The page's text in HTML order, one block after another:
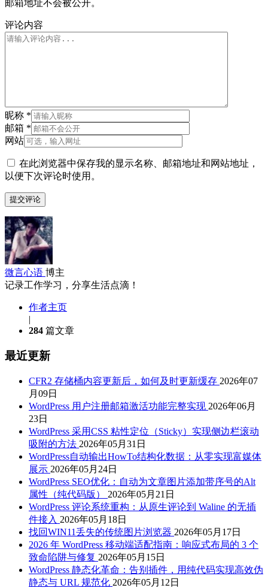
邮箱地址不会被公开。
评论内容
昵称 *
邮箱 *
网站
在此浏览器中保存我的显示名称、邮箱地址和网站地址，
以便下次评论时使用。
微言心语 博主
记录工作学习，分享生活点滴！
作者主页
|
284 篇文章
最近更新
CFR2 存储桶内容更新后，如何及时更新缓存 2026年07
月09日
WordPress 用户注册邮箱激活功能完整实现 2026年06月
23日
WordPress 采用CSS 粘性定位（Sticky）实现侧边栏滚动
吸附的方法 2026年05月31日
WordPress自动输出HowTo结构化数据：从零实现富媒体
展示 2026年05月24日
WordPress SEO优化：自动为文章图片添加带序号的Alt
属性（纯代码版） 2026年05月21日
WordPress 评论系统重构：从原生评论到 Waline 的无插
件接入 2026年05月18日
找回WIN11丢失的传统图片浏览器 2026年05月17日
2026 年 WordPress 移动端适配指南：响应式布局的 3 个
致命陷阱与修复 2026年05月15日
WordPress 静态化革命：告别插件，用纯代码实现高效伪
静态与 URL 规范化 2026年05月12日